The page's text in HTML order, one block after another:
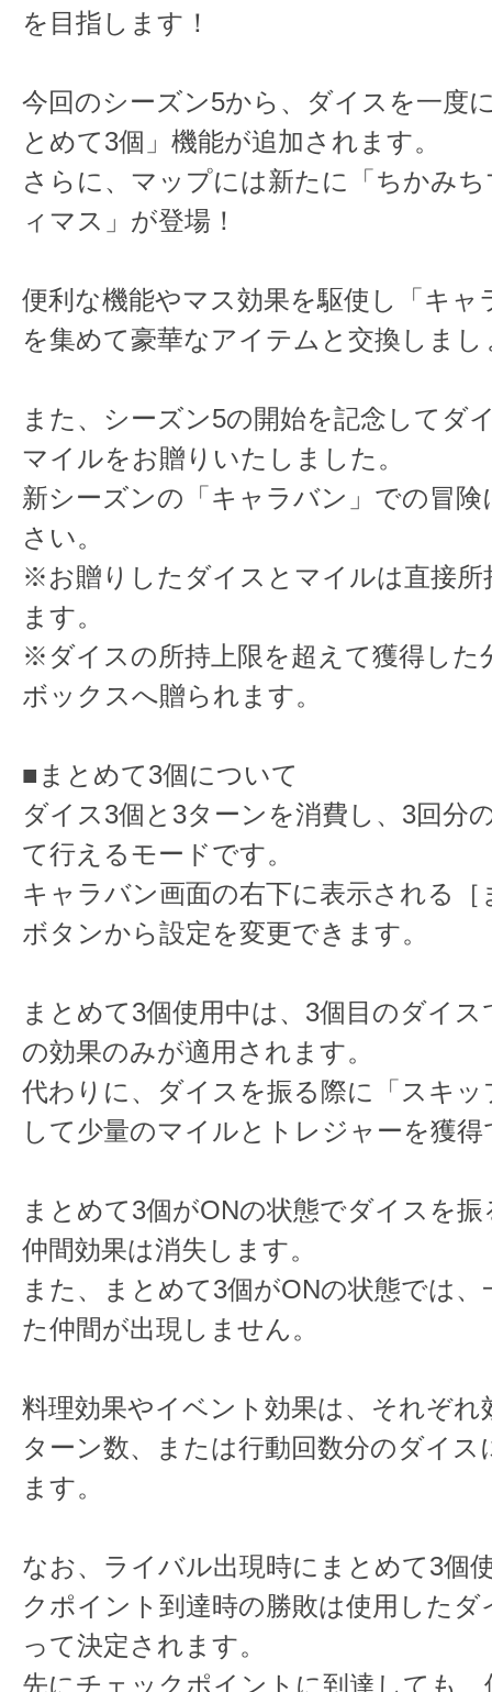
を目指します！
今回のシーズン5から、ダイスを一度
とめて3個」機能が追加されます。
さらに、マップには新たに「ちかみ
ィマス」が登場！
便利な機能やマス効果を駆使し「キャ
を集めて豪華なアイテムと交換しまし
また、シーズン5の開始を記念してダ
マイルをお贈りいたしました。
新シーズンの「キャラバン」での冒
さい。
※お贈りしたダイスとマイルは直接所
ます。
※ダイスの所持上限を超えて獲得した
ボックスへ贈られます。
■まとめて3個について
ダイス3個と3ターンを消費し、3回分
て行えるモードです。
キャラバン画面の右下に表示される［
ボタンから設定を変更できます。
まとめて3個使用中は、3個目のダイ
の効果のみが適用されます。
代わりに、ダイスを振る際に「スキ
して少量のマイルとトレジャーを獲
まとめて3個がONの状態でダイスを
仲間効果は消失します。
また、まとめて3個がONの状態では、
た仲間が出現しません。
料理効果やイベント効果は、それぞれ
ターン数、または行動回数分のダイス
ます。
なお、ライバル出現時にまとめて3個
クポイント到達時の勝敗は使用したダ
って決定されます。
先にチェックポイントに到達しても